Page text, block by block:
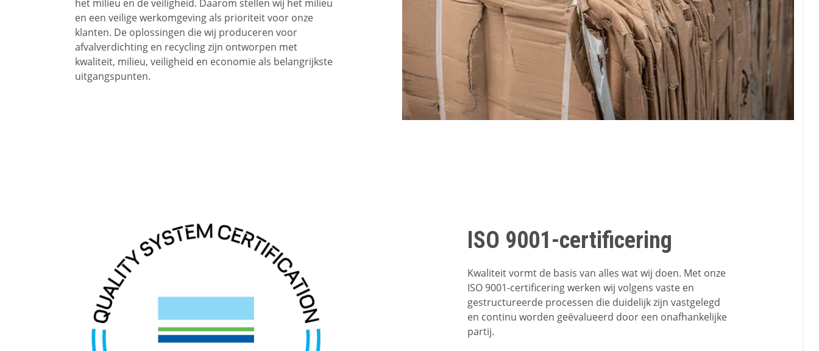
het milieu en de veiligheid. Daarom stellen wij het milieu
en een veilige werkomgeving als prioriteit voor onze
klanten. De oplossingen die wij produceren voor
afvalverdichting en recycling zijn ontworpen met
kwaliteit, milieu, veiligheid en economie als belangrijkste
uitgangspunten.
ISO 9001-certificering
Kwaliteit vormt de basis van alles wat wij doen. Met onze
ISO 9001-certificering werken wij volgens vaste en
gestructureerde processen die duidelijk zijn vastgelegd
en continu worden geëvalueerd door een onafhankelijke
partij.